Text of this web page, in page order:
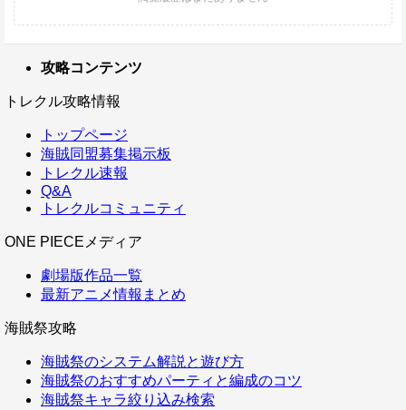
攻略コンテンツ
トレクル攻略情報
トップページ
海賊同盟募集掲示板
トレクル速報
Q&A
トレクルコミュニティ
ONE PIECEメディア
劇場版作品一覧
最新アニメ情報まとめ
海賊祭攻略
海賊祭のシステム解説と遊び方
海賊祭のおすすめパーティと編成のコツ
海賊祭キャラ絞り込み検索